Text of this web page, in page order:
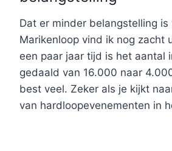
Dat er minder belangstelling is
Marikenloop vind ik nog zacht
een paar jaar tijd is het aantal
gedaald van 16.000 naar
best veel. Zeker als je kijkt
van hardloopevenementen in